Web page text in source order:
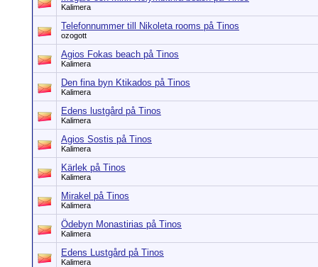
Kalimera
Telefonnummer till Nikoleta rooms på Tinos
ozogott
Agios Fokas beach på Tinos
Kalimera
Den fina byn Ktikados på Tinos
Kalimera
Edens lustgård på Tinos
Kalimera
Agios Sostis på Tinos
Kalimera
Kärlek på Tinos
Kalimera
Mirakel på Tinos
Kalimera
Ödebyn Monastirias på Tinos
Kalimera
Edens Lustgård på Tinos
Kalimera